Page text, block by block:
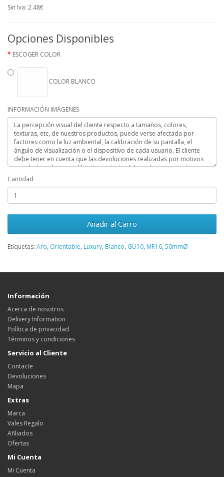
Sin Iva: 2.48€
Opciones Disponibles
ESCOGER COLOR
COLOR BLANCO
INFORMACIÓN IMÁGENES
Cantidad
Añadir al Carro
Etiquetas: Aro, Orientable, Luxury, Blanco, GU10, MR16, 50mmØ
Información
Acerca de nosotros
Delivery Information
Política de privacidad
Términos y condiciones
Servicio al Cliente
Contacte
Devoluciones
Mapa
Extras
Marca
Vales Regalo
Afiliados
Ofertas
Mi Cuenta
Mi Cuenta